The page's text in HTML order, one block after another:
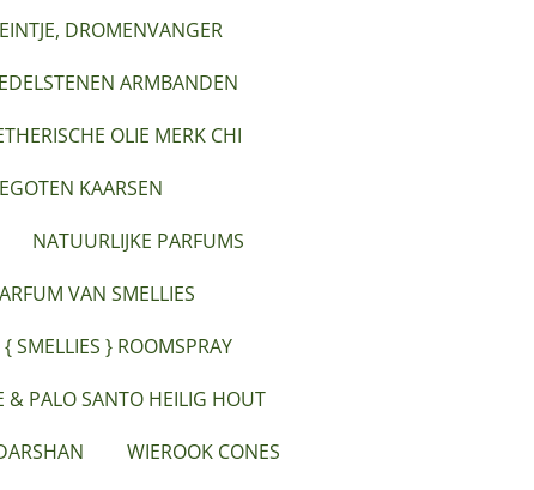
DROMENVANGER
EDELSTENEN ARMBANDEN
OLIE MERK CHI
KAARSEN
NATUURLIJKE PARFUMS
VAN SMELLIES
{ SMELLIES } ROOMSPRAY
& PALO SANTO HEILIG HOUT
WIEROOK CONES